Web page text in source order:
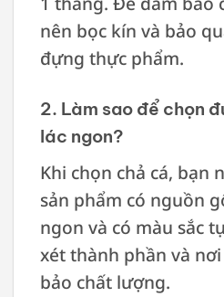
nên bọc kín và bảo
đựng thực phẩm.
2. Làm sao để chọn
lác ngon?
Khi chọn chả cá, bạn
sản phẩm có nguồn
ngon và có màu sắc
xét thành phần và
bảo chất lượng.